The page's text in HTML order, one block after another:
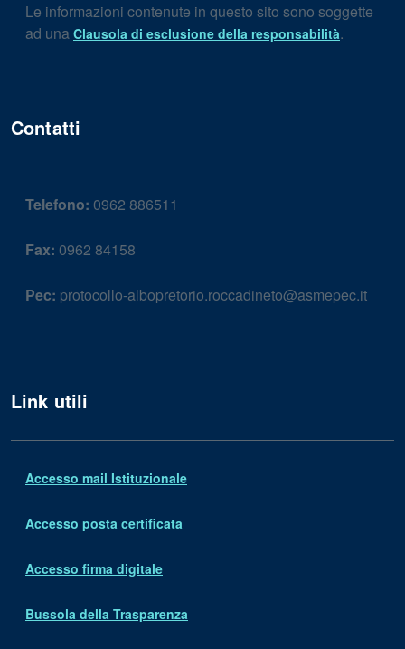
Le informazioni contenute in questo sito sono soggette
ad una Clausola di esclusione della responsabilità.
Contatti
Telefono: 0962 886511
Fax: 0962 84158
Pec: protocollo-albopretorio.roccadineto@asmepec.it
Link utili
Accesso mail Istituzionale
Accesso posta certificata
Accesso firma digitale
Bussola della Trasparenza